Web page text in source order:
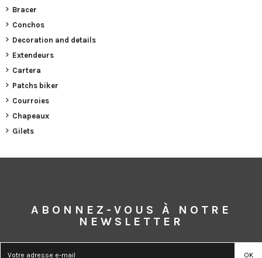
Bracer
Conchos
Decoration and details
Extendeurs
Cartera
Patchs biker
Courroies
Chapeaux
Gilets
ABONNEZ-VOUS À NOTRE
NEWSLETTER